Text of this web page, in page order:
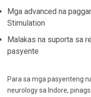
Mga advanced na
Stimulation
Malakas na suporta sa
pasyente
Para sa mga pasyenteng
neurology sa Indore,